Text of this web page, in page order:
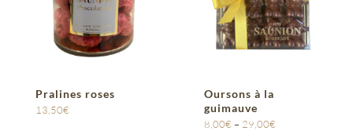
Pralines roses
13,50€
Oursons à la
guimauve
8,00€ – 29,00€